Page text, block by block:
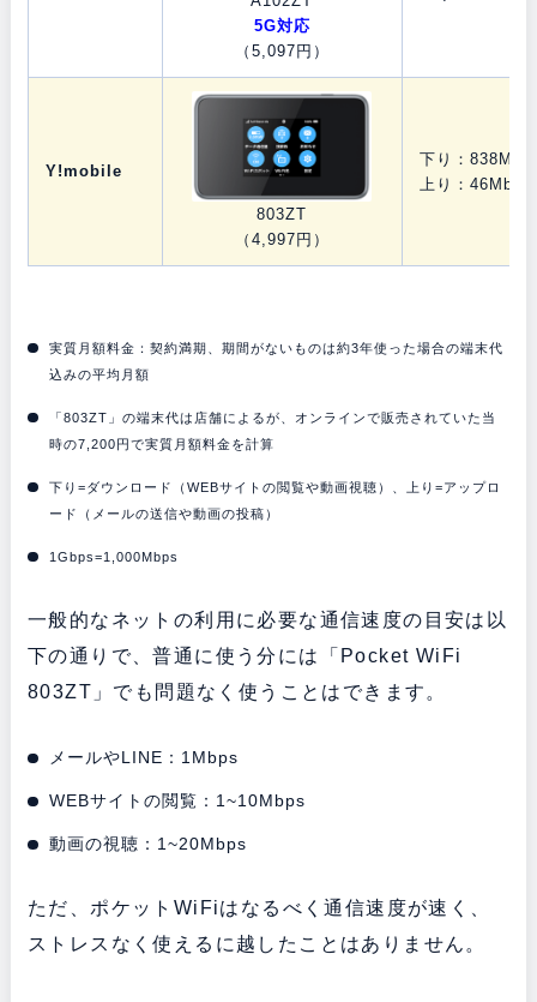
5G対応
（5,097円）
Y!mobile
803ZT
（4,997円）
下り：
上り：46Mbps
実質月額料金：契約満期、期間がないものは約3年使った場合の端末代
込みの平均月額
「803ZT」の端末代は店舗によるが、オンラインで販売されていた当
時の7,200円で実質月額料金を計算
下り=ダウンロード（WEBサイトの閲覧や動画視聴）、上り=アップロ
ード（メールの送信や動画の投稿）
1Gbps=1,000Mbps
一般的なネットの利用に必要な通信速度の目安は以
下の通りで、普通に使う分には「Pocket WiFi
803ZT」でも問題なく使うことはできます。
メールやLINE：1Mbps
WEBサイトの閲覧：1~10Mbps
動画の視聴：1~20Mbps
ただ、ポケットWiFiはなるべく通信速度が速く、
ストレスなく使えるに越したことはありません。